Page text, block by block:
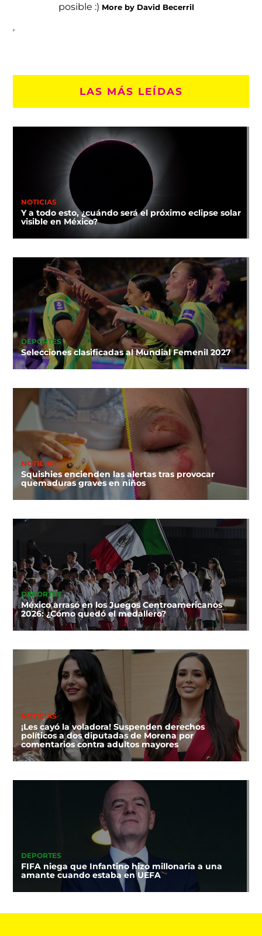
posible :) More by David Becerril
LAS MÁS LEÍDAS
NOTICIAS
Y a todo esto, ¿cuándo será el próximo eclipse solar
visible en México?
DEPORTES
Selecciones clasificadas al Mundial Femenil 2027
NOTICIAS
Squishies encienden las alertas tras provocar
quemaduras graves en niños
DEPORTES
México arrasó en los Juegos Centroamericanos
2026: ¿Cómo quedó el medallero?
NOTICIAS
¡Les cayó la voladora! Suspenden derechos
políticos a dos diputadas de Morena por
comentarios contra adultos mayores
DEPORTES
FIFA niega que Infantino hizo millonaria a una
amante cuando estaba en UEFA